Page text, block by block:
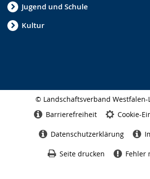
Jugend und Schule
Kultur
© Landschaftsverband Westfalen-
Barrierefreiheit Cookie-
Datenschutzerklärung
Seite drucken Fehler